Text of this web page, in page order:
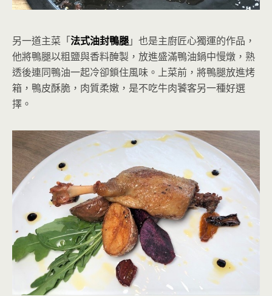
另一道主菜「法式油封鴨腿」也是主廚匠心獨運的作品，
他將鴨腿以粗鹽與香料醃製，放進盛滿鴨油鍋中慢燉，熟
透後連同鴨油一起冷卻鎖住風味。上菜前，將鴨腿放進烤
箱，鴨皮酥脆，肉質柔嫩，是不吃牛肉饕客另一種好選
擇。